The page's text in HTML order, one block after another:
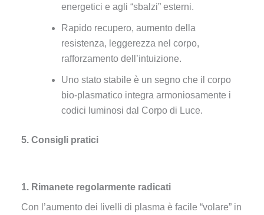
energetici e agli “sbalzi” esterni.
Rapido recupero, aumento della
resistenza, leggerezza nel corpo,
rafforzamento dell’intuizione.
Uno stato stabile è un segno che il corpo
bio-plasmatico integra armoniosamente i
codici luminosi dal Corpo di Luce.
5. Consigli pratici
1. Rimanete regolarmente radicati
Con l’aumento dei livelli di plasma è facile “volare” in